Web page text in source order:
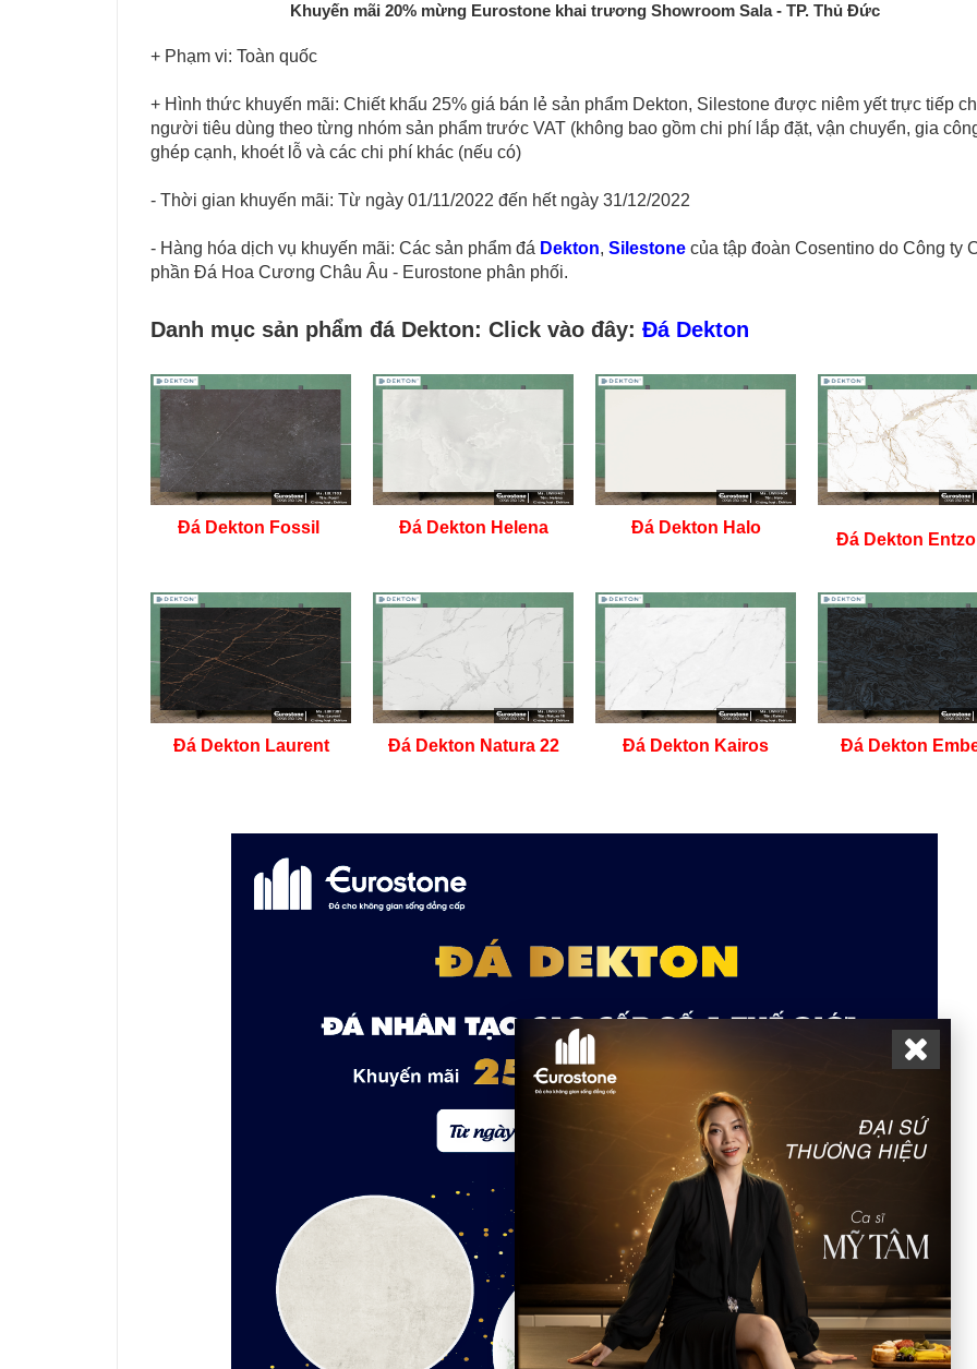
Khuyến mãi 20% mừng Eurostone khai trương Showroom Sala - TP. Thủ Đức
+ Phạm vi: Toàn quốc
+ Hình thức khuyến mãi: Chiết khấu 25% giá bán lẻ sản phẩm Dekton, Silestone được niêm yết trực tiếp
người tiêu dùng theo từng nhóm sản phẩm trước VAT (không bao gồm chi phí lắp đặt, vận chuyển, gia
ghép cạnh, khoét lỗ và các chi phí khác (nếu có)
- Thời gian khuyến mãi: Từ ngày 01/11/2022 đến hết ngày 31/12/2022
- Hàng hóa dịch vụ khuyến mãi: Các sản phẩm đá Dekton, Silestone của tập đoàn Cosentino do Công ty
phần Đá Hoa Cương Châu Âu - Eurostone phân phối.
​Danh mục sản phẩm đá Dekton: Click vào đây: Đá Dekton
Đá Dekton Fossil Đá Dekton Helena Đá Dekton Halo
Đá Dekton
Đá Dekton Laurent Đá Dekton Natura 22 Đá Dekton Kairos Đá Dekton